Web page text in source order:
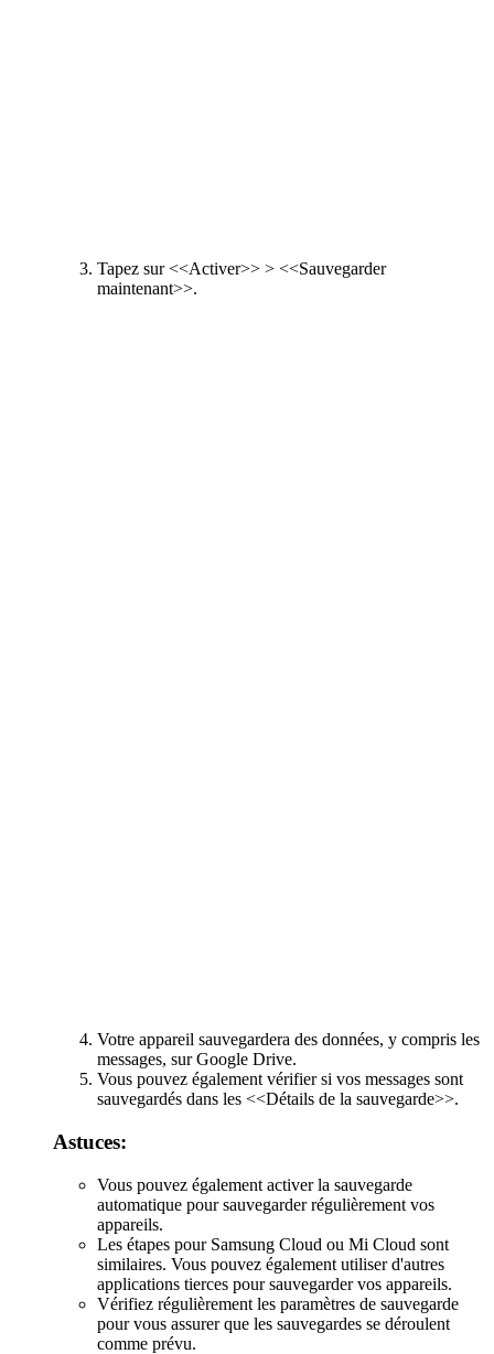
Tapez sur <<Activer>> > <<Sauvegarder
maintenant>>.
Votre appareil sauvegardera des données, y compris les
messages, sur Google Drive.
Vous pouvez également vérifier si vos messages sont
sauvegardés dans les <<Détails de la sauvegarde>>.
Astuces:
Vous pouvez également activer la sauvegarde
automatique pour sauvegarder régulièrement vos
appareils.
Les étapes pour Samsung Cloud ou Mi Cloud sont
similaires. Vous pouvez également utiliser d'autres
applications tierces pour sauvegarder vos appareils.
Vérifiez régulièrement les paramètres de sauvegarde
pour vous assurer que les sauvegardes se déroulent
comme prévu.